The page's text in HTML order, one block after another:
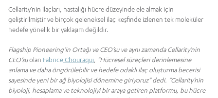
Cellarity’nin ilaçları, hastalığı hücre düzeyinde ele almak için
geliştirilmiştir ve birçok geleneksel ilaç keşfinde izlenen tek moleküler
hedefe yönelik bir yaklaşım değildir.
Flagship Pioneering’in Ortağı ve CEO’su ve aynı zamanda Cellarity’nin
CEO’suolan FabriceChouraqui
“Hücresel süreçleri derinlemesine
anlama ve daha öngörülebilir ve hedefe odaklı ilaç oluşturma becerisi
sayesinde yeni bir ağ biyolojisi dönemine giriyoruz” dedi. “Cellarity’nin
biyoloji, hesaplama ve teknolojiyi bir araya getiren platformu, bu hücre